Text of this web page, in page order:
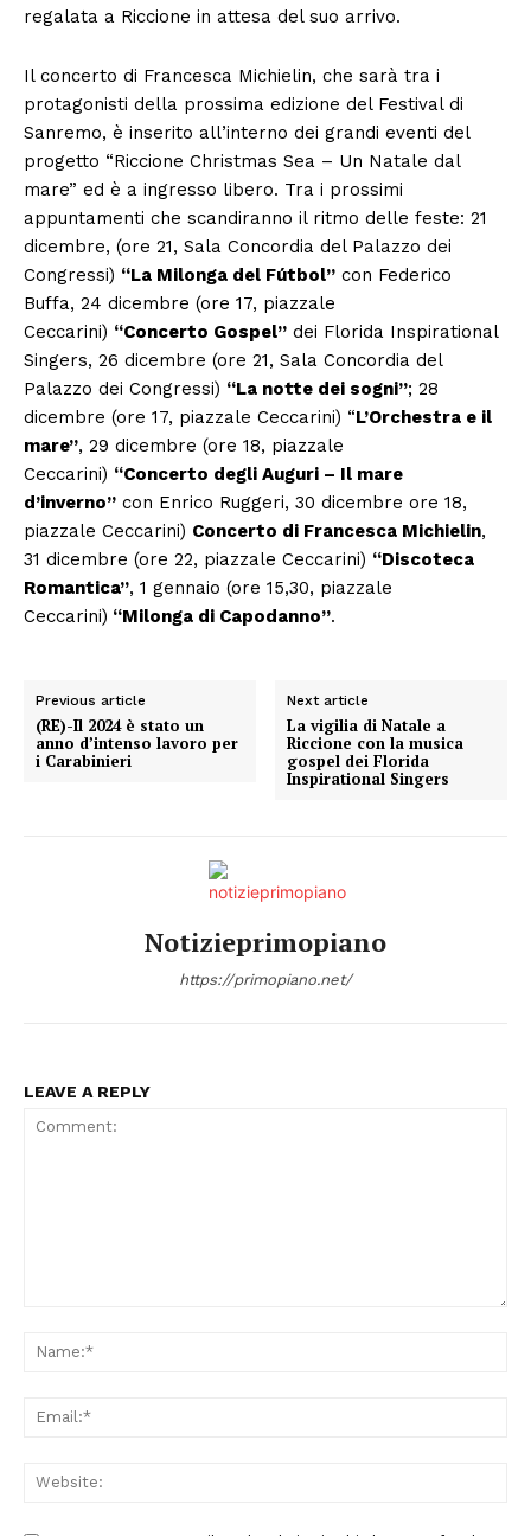
regalata a Riccione in attesa del suo arrivo.
Il concerto di Francesca Michielin, che sarà tra i
protagonisti della prossima edizione del Festival di
Sanremo, è inserito all’interno dei grandi eventi del
progetto “Riccione Christmas Sea – Un Natale dal
mare” ed è a ingresso libero. Tra i prossimi
appuntamenti che scandiranno il ritmo delle feste: 21
dicembre, (ore 21, Sala Concordia del Palazzo dei
Congressi) “La Milonga del Fútbol” con Federico
Buffa, 24 dicembre (ore 17, piazzale
Ceccarini) “Concerto Gospel” dei Florida Inspirational
Singers, 26 dicembre (ore 21, Sala Concordia del
Palazzo dei Congressi) “La notte dei sogni”; 28
dicembre (ore 17, piazzale Ceccarini) “L’Orchestra e il
mare”, 29 dicembre (ore 18, piazzale
Ceccarini) “Concerto degli Auguri – Il mare
d’inverno” con Enrico Ruggeri, 30 dicembre ore 18,
piazzale Ceccarini) Concerto di Francesca Michielin,
31 dicembre (ore 22, piazzale Ceccarini) “Discoteca
Romantica”, 1 gennaio (ore 15,30, piazzale
Ceccarini) “Milonga di Capodanno”.
Previous article
(RE)-Il 2024 è stato un
anno d’intenso lavoro per
i Carabinieri
Next article
La vigilia di Natale a
Riccione con la musica
gospel dei Florida
Inspirational Singers
Notizieprimopiano
https://primopiano.net/
LEAVE A REPLY